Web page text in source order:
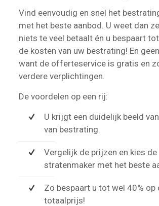
Vind eenvoudig en snel het
met het beste aanbod. U weet dan
niets te veel betaalt én u bespaart
de kosten van uw bestrating! En
want de offerteservice is gratis en
verdere verplichtingen.
De voordelen op een rij:
U krijgt een duidelijk beeld
van bestrating.
Vergelijk de prijzen en kies de
stratenmaker met het beste
Zo bespaart u tot wel 40% op
totaalprijs!